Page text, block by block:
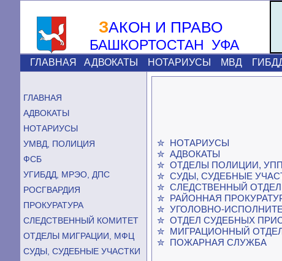
ЗАКОН И ПРАВО
БАШКОРТОСТАН УФА
ГЛАВНАЯ АДВОКАТЫ НОТАРИУСЫ МВД
ГЛАВНАЯ
АДВОКАТЫ
НОТАРИУСЫ
УМВД, ПОЛИЦИЯ
ФСБ
УГИБДД, МРЭО, ДПС
РОСГВАРДИЯ
ПРОКУРАТУРА
СЛЕДСТВЕННЫЙ КОМИТЕТ
ОТДЕЛЫ МИГРАЦИИ, МФЦ
СУДЫ, СУДЕБНЫЕ УЧАСТКИ
✮ НОТАРИУСЫ
✮ АДВОКАТЫ
✮ ОТДЕЛЫ ПОЛИЦИИ, УПП
✮ СУДЫ, СУДЕБНЫЕ
✮ СЛЕДСТВЕННЫЙ ОТДЕЛ
✮ РАЙОННАЯ
✮ УГОЛОВНО-
✮ ОТДЕЛ СУДЕБНЫХ
✮ МИГРАЦИОННЫЙ
✮ ПОЖАРНАЯ СЛУЖБА